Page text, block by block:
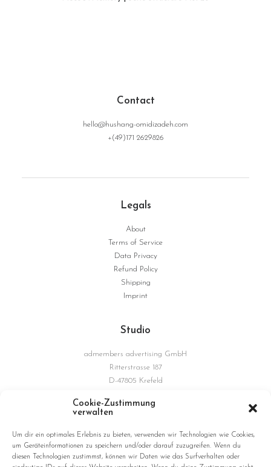
Cookie-Zustimmung
verwalten
Um dir ein optimales Erlebnis zu bieten, verwenden wir Technologien wie Cookies,
um Geräteinformationen zu speichern und/oder darauf zuzugreifen. Wenn du
diesen Technologien zustimmst, können wir Daten wie das Surfverhalten oder
Contact
hello@hushang-omidizadeh.com
+(49)171 2629826
Legals
About
Terms of Service
Data Privacy
Refund Policy
Shipping
Imprint
Studio
admembers advertising GmbH
Ritterstrasse 187
D-47805 Krefeld
Connections